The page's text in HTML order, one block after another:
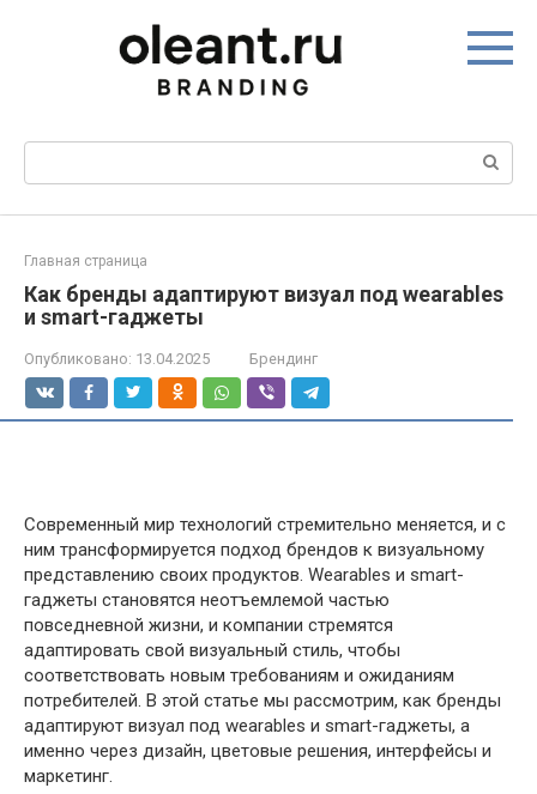
Поиск:
Главная страница
Как бренды адаптируют визуал под wearables
и smart-гаджеты
Опубликовано: 13.04.2025 Брендинг
Современный мир технологий стремительно меняется, и с
ним трансформируется подход брендов к визуальному
представлению своих продуктов. Wearables и smart-
гаджеты становятся неотъемлемой частью
повседневной жизни, и компании стремятся
адаптировать свой визуальный стиль, чтобы
соответствовать новым требованиям и ожиданиям
потребителей. В этой статье мы рассмотрим, как бренды
адаптируют визуал под wearables и smart-гаджеты, а
именно через дизайн, цветовые решения, интерфейсы и
маркетинг.